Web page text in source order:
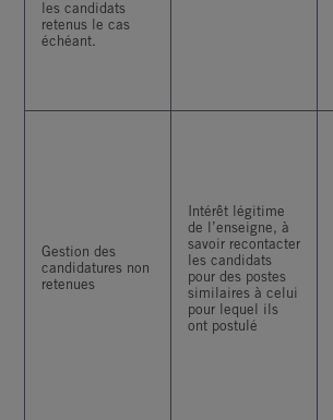
les candidats
retenus le cas
échéant.
Gestion des
candidatures non
retenues
Intérêt légitime
de l’enseigne, à
savoir recontacter
les candidats
pour des postes
similaires à celui
pour lequel ils
ont postulé